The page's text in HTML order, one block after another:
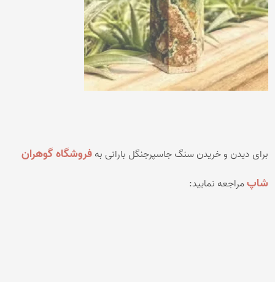
برای دیدن و خریدنسنگ جاسپرجنگل بارانی بهفروشگاه گوهران
شاپمراجعه نمایید: